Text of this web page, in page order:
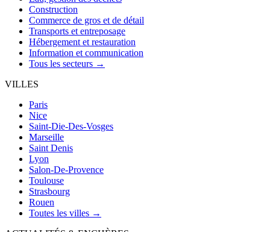
Construction
Commerce de gros et de détail
Transports et entreposage
Hébergement et restauration
Information et communication
Tous les secteurs →
VILLES
Paris
Nice
Saint-Die-Des-Vosges
Marseille
Saint Denis
Lyon
Salon-De-Provence
Toulouse
Strasbourg
Rouen
Toutes les villes →